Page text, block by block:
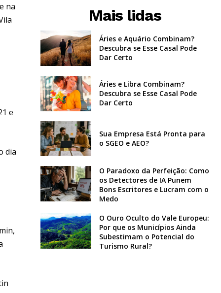
na
e
dia
Mais lidas
Áries e Aquário Combinam?
Descubra se Esse Casal Pode
Dar Certo
Áries e Libra Combinam?
Descubra se Esse Casal Pode
Dar Certo
Sua Empresa Está Pronta para
o SGEO e AEO?
O Paradoxo da Perfeição: Como
os Detectores de IA Punem
Bons Escritores e Lucram com o
Medo
O Ouro Oculto do Vale Europeu:
Por que os Municípios Ainda
Subestimam o Potencial do
Turismo Rural?